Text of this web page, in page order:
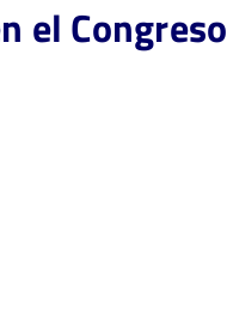
el Congreso